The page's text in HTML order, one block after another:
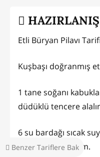
Benzer Tariflere Bak
Etli Büryan Pilavı
Kuşbaşı doğranmış
1 tane soğanı
düdüklü tencere
6 su bardağı sıcak
kapağını kapatalım.